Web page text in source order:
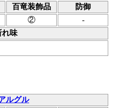
百竜装飾品
防御
②
-
れ味
ルグル